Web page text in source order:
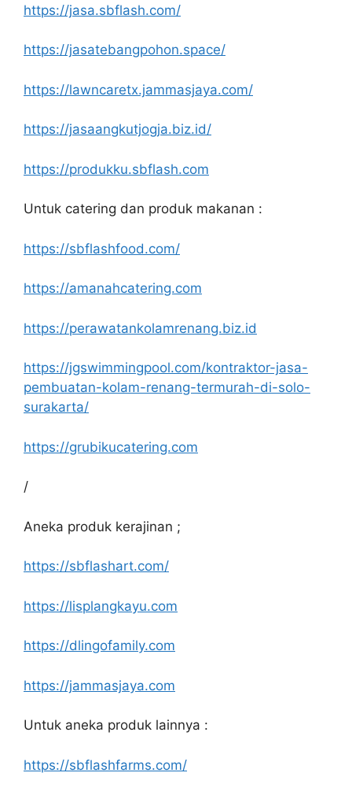
https://jasa.sbflash.com/
https://jasatebangpohon.space/
https://lawncaretx.jammasjaya.com/
https://jasaangkutjogja.biz.id/
https://produkku.sbflash.com
Untuk catering dan produk makanan :
https://sbflashfood.com/
https://amanahcatering.com
https://perawatankolamrenang.biz.id
https://jgswimmingpool.com/kontraktor-jasa-
pembuatan-kolam-renang-termurah-di-solo-
surakarta/
https://grubikucatering.com
/
Aneka produk kerajinan ;
https://sbflashart.com/
https://lisplangkayu.com
https://dlingofamily.com
https://jammasjaya.com
Untuk aneka produk lainnya :
https://sbflashfarms.com/